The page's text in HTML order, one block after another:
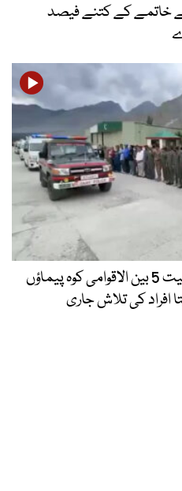
خاتمے کے کتنے فیصد
براڈ پیک سانحہ: نرمل پرجا سمیت 5 بین الاقوامی کوہ پیماؤں